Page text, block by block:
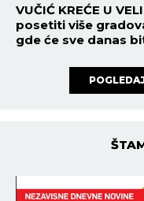
VUČIĆ KREĆE U
posetiti više
gde će sve danas